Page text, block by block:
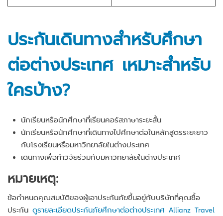
ประกันเดินทางสำหรับศึกษา
ต่อต่างประเทศ เหมาะสำหรับ
ใครบ้าง?
นักเรียนหรือนักศึกษาที่เรียนคอร์สภาษาระยะสั้น
นักเรียนหรือนักศึกษาที่เดินทางไปศึกษาต่อในหลักสูตรระยะยาว
กับโรงเรียนหรือมหาวิทยาลัยในต่างประเทศ
เดินทางเพื่อทำวิจัยร่วมกับมหาวิทยาลัยในต่างประเทศ
หมายเหตุ:
ข้อกำหนดคุณสมบัติของผู้เอาประกันภัยขึ้นอยู่กับบริษัทที่คุณซื้อ
ประกัน ดูรายละเอียดประกันภัยศึกษาต่อต่างประเทศ Allianz Travel